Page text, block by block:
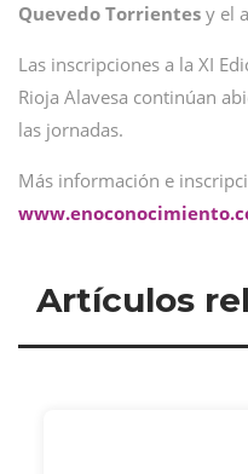
Quevedo Torrientes y el
Las inscripciones a la XI
Rioja Alavesa continúan
las jornadas.
Más información e
Artículos